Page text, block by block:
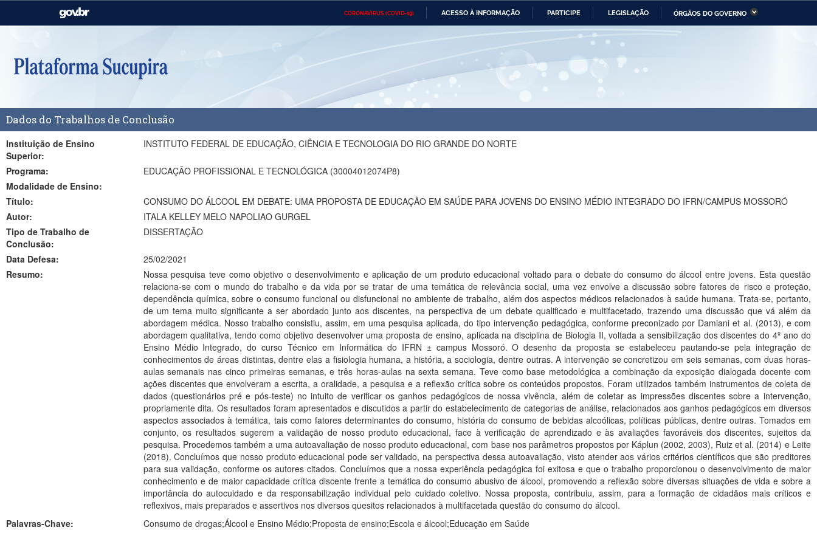
CORONAVÍRUS (COVID-19) ACESSO À INFORMAÇÃO PARTICIPE LEGISLAÇÃO ÓRGÃOS DO GOVERNO
Casa Civil
Ministério das Relações
Ministério da Economia Ministério da Infraestrutura
Pecuária e Abastecimento
Ministério do Desenvolvimento
Regional
Dados do Trabalhos de Conclusão
Instituição de Ensino
Superior:
INSTITUTO FEDERAL DE EDUCAÇÃO, CIÊNCIA E TECNOLOGIA DO RIO GRANDE DO NORTE
Programa:
EDUCAÇÃO PROFISSIONAL E TECNOLÓGICA (30004012074P8)
Modalidade de Ensino:
Título:
CONSUMO DO ÁLCOOL EM DEBATE: UMA PROPOSTA DE EDUCAÇÃO EM SAÚDE PARA JOVENS DO ENSINO MÉDIO INTEGRADO DO IFRN/CAMPUS MOSSORÓ
Autor:
ITALA KELLEY MELO NAPOLIAO GURGEL
Tipo de Trabalho de
Conclusão:
DISSERTAÇÃO
Data Defesa:
25/02/2021
Resumo:
Nossa pesquisa teve como objetivo o desenvolvimento e aplicação de um produto educacional voltado para o debate do consumo do álcool entre jovens. Esta questão
relaciona-se com o mundo do trabalho e da vida por se tratar de uma temática de relevância social, uma vez envolve a discussão sobre fatores de risco e proteção,
dependência química, sobre o consumo funcional ou disfuncional no ambiente de trabalho, além dos aspectos médicos relacionados à saúde humana. Trata-se, portanto,
de um tema muito significante a ser abordado junto aos discentes, na perspectiva de um debate qualificado e multifacetado, trazendo uma discussão que vá além da
abordagem médica. Nosso trabalho consistiu, assim, em uma pesquisa aplicada, do tipo intervenção pedagógica, conforme preconizado por Damiani et al. (2013), e com
abordagem qualitativa, tendo como objetivo desenvolver uma proposta de ensino, aplicada na disciplina de Biologia II, voltada a sensibilização dos discentes do 4º ano do
Ensino Médio Integrado, do curso Técnico em Informática do IFRN ± campus Mossoró. O desenho da proposta se estabeleceu pautando-se pela integração de
conhecimentos de áreas distintas, dentre elas a fisiologia humana, a história, a sociologia, dentre outras. A intervenção se concretizou em seis semanas, com duas horas-
aulas semanais nas cinco primeiras semanas, e três horas-aulas na sexta semana. Teve como base metodológica a combinação da exposição dialogada docente com
ações discentes que envolveram a escrita, a oralidade, a pesquisa e a reflexão crítica sobre os conteúdos propostos. Foram utilizados também instrumentos de coleta de
dados (questionários pré e pós-teste) no intuito de verificar os ganhos pedagógicos de nossa vivência, além de coletar as impressões discentes sobre a intervenção,
propriamente dita. Os resultados foram apresentados e discutidos a partir do estabelecimento de categorias de análise, relacionados aos ganhos pedagógicos em diversos
aspectos associados à temática, tais como fatores determinantes do consumo, história do consumo de bebidas alcoólicas, políticas públicas, dentre outras. Tomados em
conjunto, os resultados sugerem a validação de nosso produto educacional, face à verificação de aprendizado e às avaliações favoráveis dos discentes, sujeitos da
pesquisa. Procedemos também a uma autoavaliação de nosso produto educacional, com base nos parâmetros propostos por Káplun (2002, 2003), Ruiz et al. (2014) e Leite
(2018). Concluímos que nosso produto educacional pode ser validado, na perspectiva dessa autoavaliação, visto atender aos vários critérios científicos que são preditores
para sua validação, conforme os autores citados. Concluímos que a nossa experiência pedagógica foi exitosa e que o trabalho proporcionou o desenvolvimento de maior
conhecimento e de maior capacidade crítica discente frente a temática do consumo abusivo de álcool, promovendo a reflexão sobre diversas situações de vida e sobre a
importância do autocuidado e da responsabilização individual pelo cuidado coletivo. Nossa proposta, contribuiu, assim, para a formação de cidadãos mais críticos e
reflexivos, mais preparados e assertivos nos diversos quesitos relacionados à multifacetada questão do consumo do álcool.
Palavras-Chave:
Consumo de drogas;Álcool e Ensino Médio;Proposta de ensino;Escola e álcool;Educação em Saúde